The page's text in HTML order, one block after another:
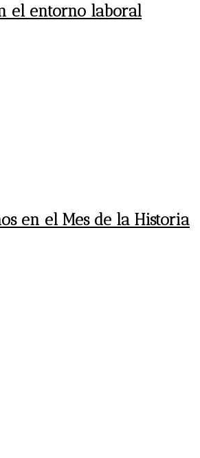
el entorno laboral
en el Mes de la Historia